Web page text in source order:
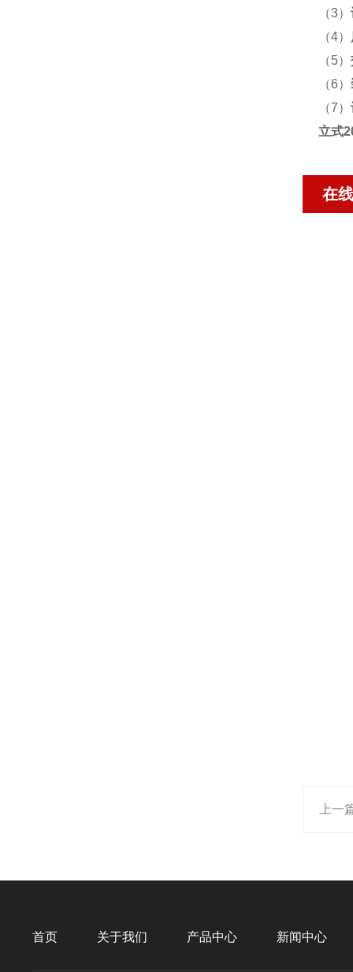
（3）
（4）
（5）
（6）
（7）
立式
在
上一
首页 关于我们 产品中心 新闻中心